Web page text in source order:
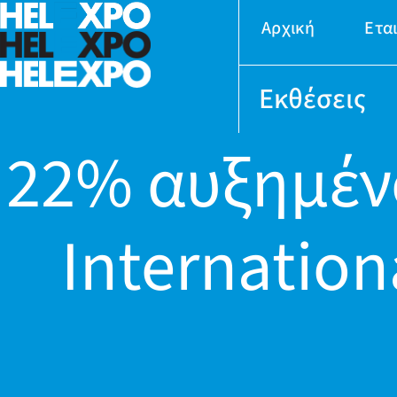
Αρχική
Εκθέσεις
22%